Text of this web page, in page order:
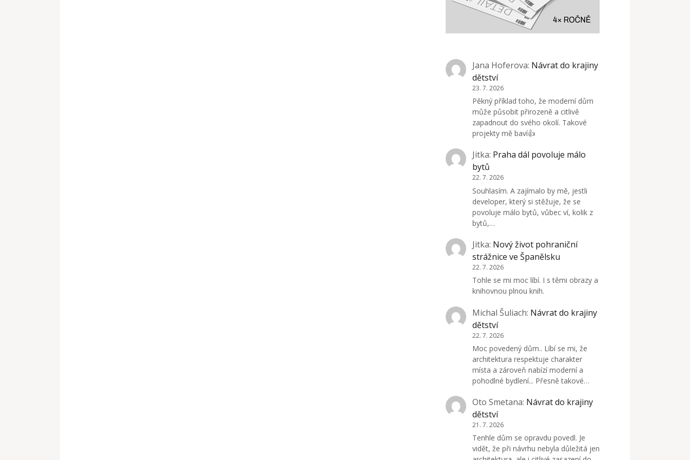
Jana Hoferova: Návrat do krajiny
dětství
23. 7. 2026
Pěkný příklad toho, že moderní dům
může působit přirozeně a citlivě
zapadnout do svého okolí. Takové
projekty mě baví👍
Jitka: Praha dál povoluje málo
bytů
22. 7. 2026
Souhlasím. A zajímalo by mě, jestli
developer, který si stěžuje, že se
povoluje málo bytů, vůbec ví, kolik z
bytů,…
Jitka: Nový život pohraniční
strážnice ve Španělsku
22. 7. 2026
Tohle se mi moc líbí. I s těmi obrazy a
knihovnou plnou knih.
Michal Šuliach: Návrat do krajiny
dětství
22. 7. 2026
Moc povedený dům.. Líbí se mi, že
architektura respektuje charakter
místa a zároveň nabízí moderní a
pohodlné bydlení... Přesně takové…
Oto Smetana: Návrat do krajiny
dětství
21. 7. 2026
Tenhle dům se opravdu povedl. Je
vidět, že při návrhu nebyla důležitá jen